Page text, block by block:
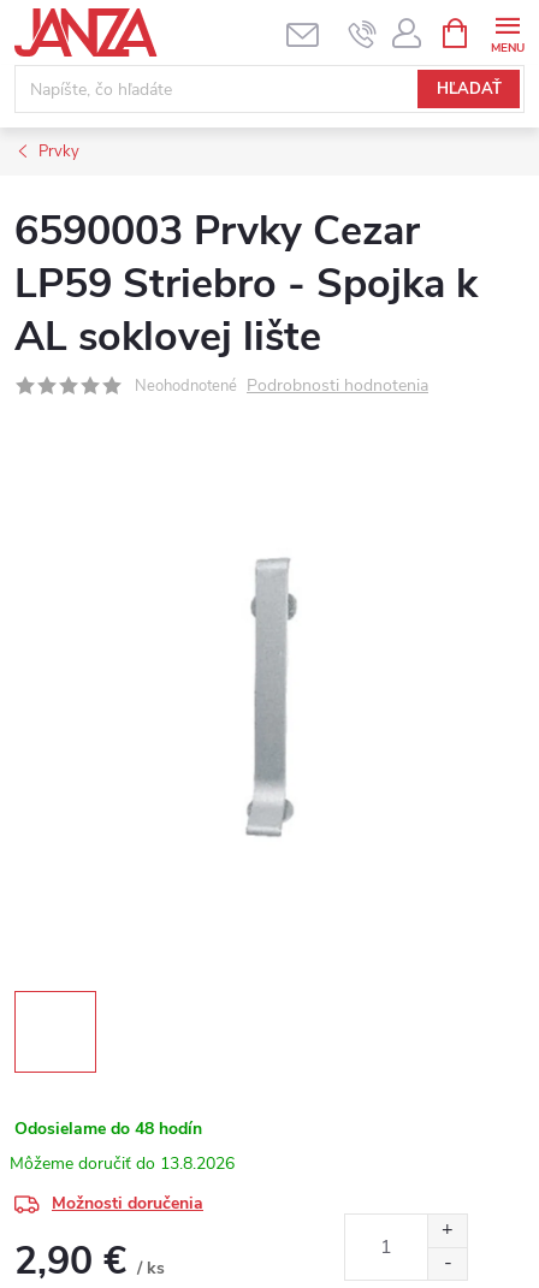
Prejsť na obsah
HĽADAŤ
Prvky
6590003 Prvky Cezar
LP59 Striebro - Spojka k
AL soklovej lište
Neohodnotené Podrobnosti hodnotenia
Odosielame do 48 hodín
13.8.2026
Možnosti doručenia
2,90 € / ks